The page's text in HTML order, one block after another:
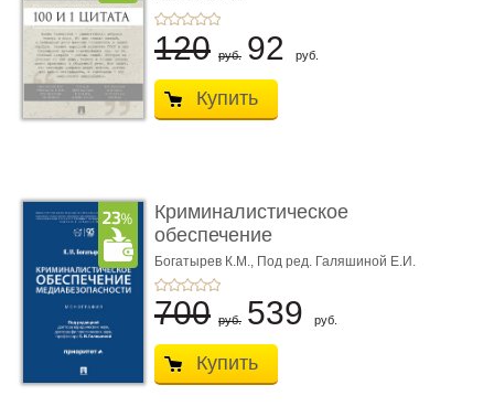
120 руб. 92 руб.
Купить
Криминалистическое
обеспечение
медиабезопас� ...
Богатырев К.М., Под ред. Галяшиной Е.И.
700 руб. 539 руб.
Купить